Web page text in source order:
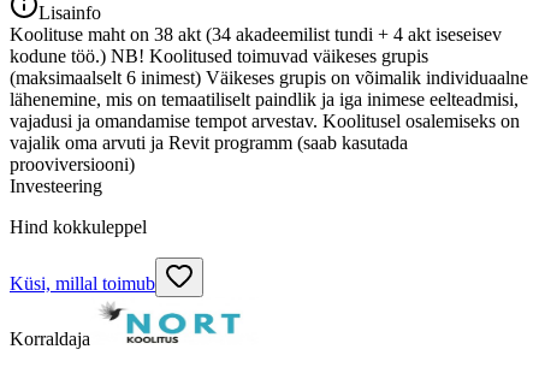
Lisainfo
Koolituse maht on 38 akt (34 akadeemilist tundi + 4 akt iseseisev
kodune töö.) NB! Koolitused toimuvad väikeses grupis
(maksimaalselt 6 inimest) Väikeses grupis on võimalik individuaalne
lähenemine, mis on temaatiliselt paindlik ja iga inimese eelteadmisi,
vajadusi ja omandamise tempot arvestav. Koolitusel osalemiseks on
vajalik oma arvuti ja Revit programm (saab kasutada
prooviversiooni)
Investeering
Hind kokkuleppel
Küsi, millal toimub
Korraldaja